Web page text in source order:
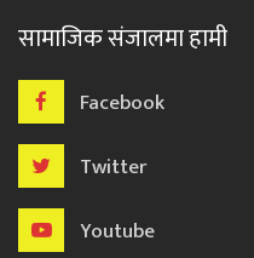
सामाजिक संजालमा हामी
Facebook
Twitter
Youtube